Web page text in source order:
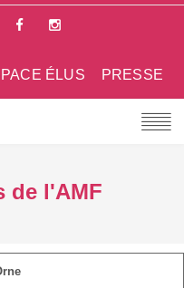
PRESSE
ÉLUS
de l'AMF